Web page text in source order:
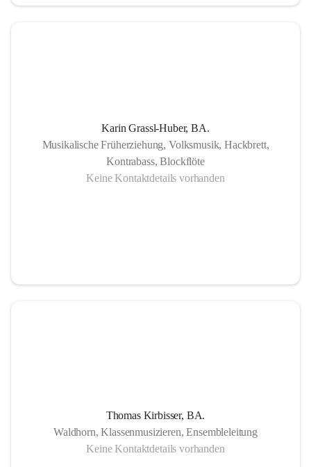
Karin Grassl-Huber, BA.
Musikalische Früherziehung, Volksmusik, Hackbrett,
Kontrabass, Blockflöte
Keine Kontaktdetails vorhanden
Thomas Kirbisser, BA.
Waldhorn, Klassenmusizieren, Ensembleleitung
Keine Kontaktdetails vorhanden